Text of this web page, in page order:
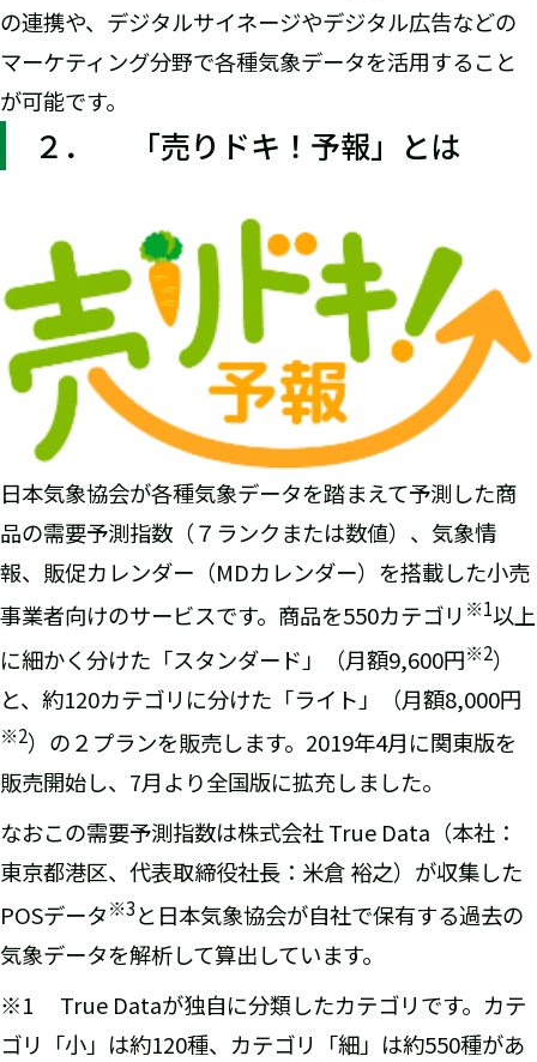
の連携や、デジタルサイネージやデジタル広告などの
マーケティング分野で各種気象データを活用すること
が可能です。
２． 「売りドキ！予報」とは
日本気象協会が各種気象データを踏まえて予測した商
品の需要予測指数（７ランクまたは数値）、気象情
報、販促カレンダー（MDカレンダー）を搭載した小売
事業者向けのサービスです。商品を550カテゴリ ※1以上
に細かく分けた「スタンダード」（月額9,600円※2）
と、約120カテゴリに分けた「ライト」（月額8,000円
※2）の２プランを販売します。2019年4月に関東版を
販売開始し、7月より全国版に拡充しました。
なおこの需要予測指数は株式会社 True Data（本社：
東京都港区、代表取締役社長：米倉 裕之）が収集した
POSデータ※3と日本気象協会が自社で保有する過去の
気象データを解析して算出しています。
※1 True Dataが独自に分類したカテゴリです。カテ
ゴリ「小」は約120種、カテゴリ「細」は約550種があ